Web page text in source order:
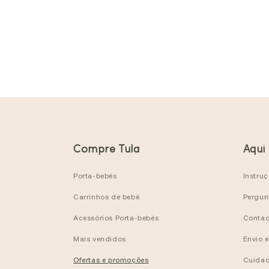
Compre Tula
Porta-bebés
Carrinhos de bebé
Acessórios Porta-bebés
Mais vendidos
Ofertas e promoções
Aqui
Envio